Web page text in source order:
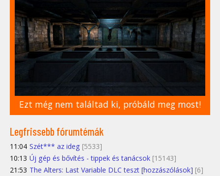
Ezt még nem találtad ki, próbáld meg most!
Legfrissebb fórumtémák
11:04 Szét*** az ideg [5533]
10:13 Új gép és bővítés - tippek és tanácsok [15143]
21:53 The Alters: Last Variable DLC teszt [hozzászólások] [6]